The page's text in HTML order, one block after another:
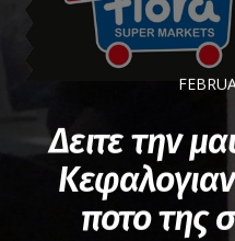
Δειτε την
ποτο της